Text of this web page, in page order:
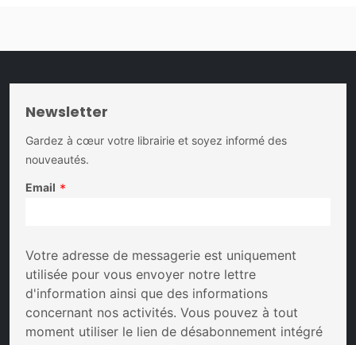
Newsletter
Gardez à cœur votre librairie et soyez informé des
nouveautés.
Email *
Votre adresse de messagerie est uniquement
utilisée pour vous envoyer notre lettre
d'information ainsi que des informations
concernant nos activités. Vous pouvez à tout
moment utiliser le lien de désabonnement intégré